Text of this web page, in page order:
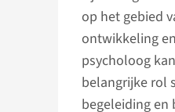
op het gebied
ontwikkeling
psycholoog
belangrijke rol
begeleiding en